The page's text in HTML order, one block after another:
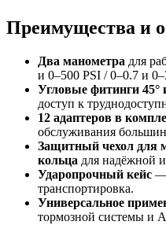
Преимущества и
Два манометра для
и 0–500 PSI / 0–0.7 и
Угловые фитинги 45°
доступ к
12 адаптеров в
обслуживания
Защитный чехол для
кольца для надёжной
Ударопрочный кейс —
транспортировка.
Универсальное
тормозной системы и